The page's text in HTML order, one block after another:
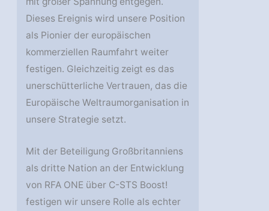
Dieses Ereignis wird unsere Position
als Pionier der europäischen
kommerziellen Raumfahrt weiter
festigen. Gleichzeitig zeigt es das
unerschütterliche Vertrauen, das die
Europäische Weltraumorganisation in
unsere Strategie setzt.
Mit der Beteiligung Großbritanniens
als dritte Nation an der Entwicklung
von RFA ONE über C-STS Boost!
festigen wir unsere Rolle als echter